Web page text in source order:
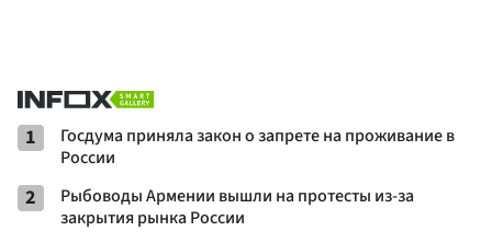
1
Госдума приняла закон о запрете на проживание в
России
2
Рыбоводы Армении вышли на протесты из-за
закрытия рынка России